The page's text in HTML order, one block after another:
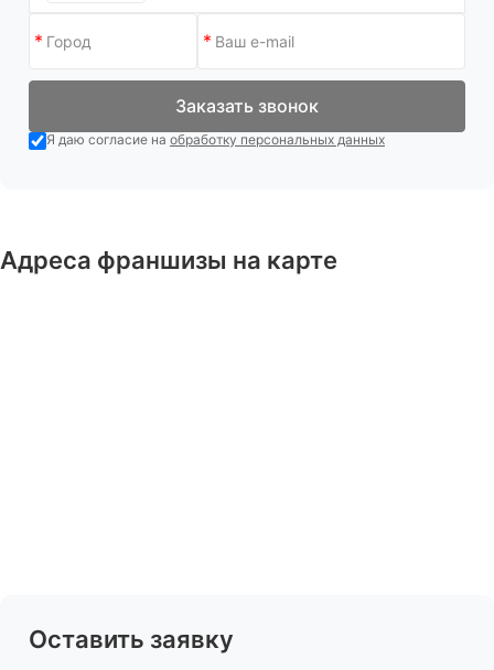
Заказать звонок
Я даю согласие на обработку персональных данных
Адреса франшизы на карте
Оставить заявку